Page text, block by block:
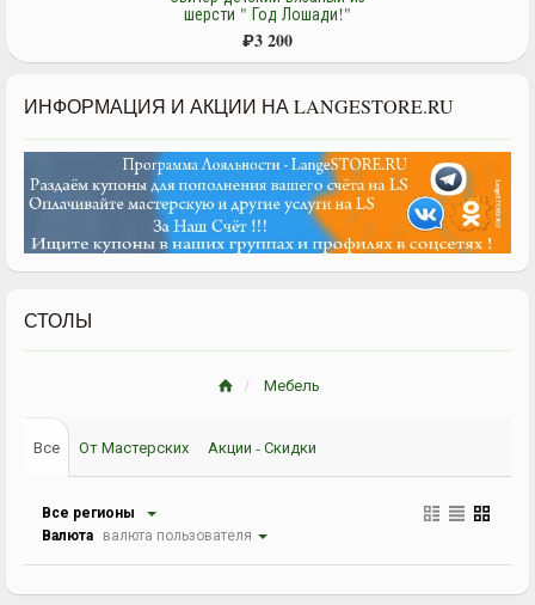
шерсти " Год Лошади!"
₽3 200
ИНФОРМАЦИЯ И АКЦИИ НА LANGESTORE.RU
СТОЛЫ
Мебель
Все От Мастерских Акции - Скидки
Все регионы
Валюта валюта пользователя